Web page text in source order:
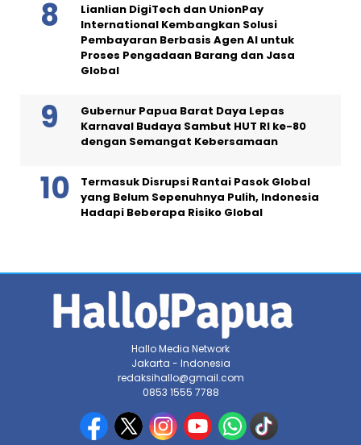
Lianlian DigiTech dan UnionPay
International Kembangkan Solusi
Pembayaran Berbasis Agen AI untuk
Proses Pengadaan Barang dan Jasa
Global
Gubernur Papua Barat Daya Lepas
Karnaval Budaya Sambut HUT RI ke-80
dengan Semangat Kebersamaan
Termasuk Disrupsi Rantai Pasok Global
yang Belum Sepenuhnya Pulih, Indonesia
Hadapi Beberapa Risiko Global
Hallo Media Network
Jakarta - Indonesia
redaksihallo@gmail.com
0853 1555 7788